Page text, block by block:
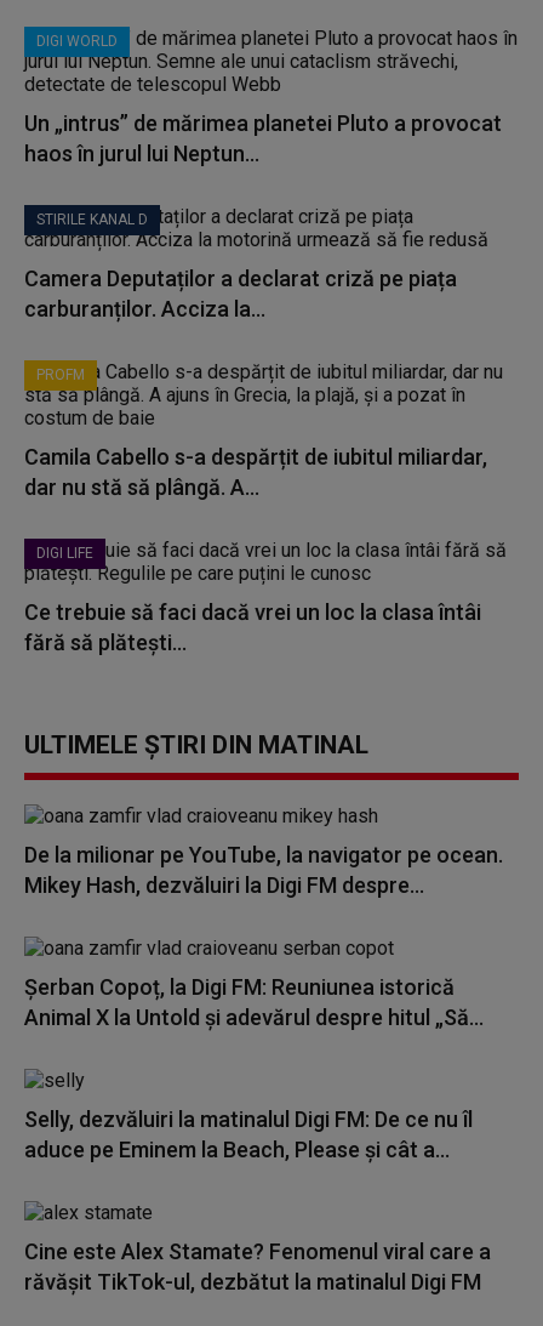
DIGI WORLD
Un „intrus” de mărimea planetei Pluto a provocat
haos în jurul lui Neptun...
STIRILE KANAL D
Camera Deputaților a declarat criză pe piața
carburanților. Acciza la...
PROFM
Camila Cabello s-a despărțit de iubitul miliardar,
dar nu stă să plângă. A...
DIGI LIFE
Ce trebuie să faci dacă vrei un loc la clasa întâi
fără să plătești...
ULTIMELE ȘTIRI DIN MATINAL
De la milionar pe YouTube, la navigator pe ocean.
Mikey Hash, dezvăluiri la Digi FM despre...
Șerban Copoț, la Digi FM: Reuniunea istorică
Animal X la Untold și adevărul despre hitul „Să...
Selly, dezvăluiri la matinalul Digi FM: De ce nu îl
aduce pe Eminem la Beach, Please și cât a...
Cine este Alex Stamate? Fenomenul viral care a
răvășit TikTok-ul, dezbătut la matinalul Digi FM